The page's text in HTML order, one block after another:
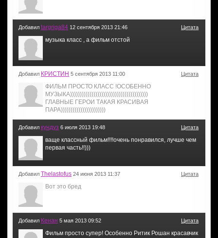
Добавил targriga84 12 сентября 2013 21:46 Цитата
музыка класс , а фильм отстой
Добавил КРИСТИН 5 сентября 2013 11:00 Цитата
ФИЛЬМ ПРОСТО КЛАСС !ОСОБЕННО
МУЗЫКА))))))))))))))))))))))))))))))))))))))))
ГЛАВНЫЕ ГЕРОИ ТАКАЯ КРАСИВАЯ
ПАРА)))))))))))))))))))))))
Добавил кундуз 6 июля 2013 19:48 Цитата
ваще классный фильм!!!!очень понравился, лучше чем
первая часть!!)))
Добавил Thelastofus 24 июня 2013 11:37 Цитата
Вот это бред
Добавил Кенан 5 мая 2013 09:52 Цитата
Фильм просто супер! Особенно Ритик Рошан красавчик